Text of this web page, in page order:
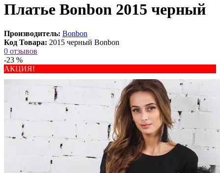
Платье Bonbon 2015 черный
Производитель: Bonbon
Код Товара: 2015 черный Bonbon
0 отзывов
-23 %
АКЦИЯ!